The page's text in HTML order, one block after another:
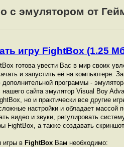
с эмулятором от
игру FightBox (1.25
готова увести Вас в мир своих
и запустить её на компьютере.
программы -
нашего сайта эмулятор Visual Boy
но и практически все другие
настройки и обладает
видео и звуки, регулировать
FightBox, а также создавать
игры в FightBox Вам необходимо: